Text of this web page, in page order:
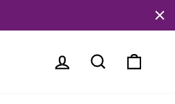
Prisijungti Paieška